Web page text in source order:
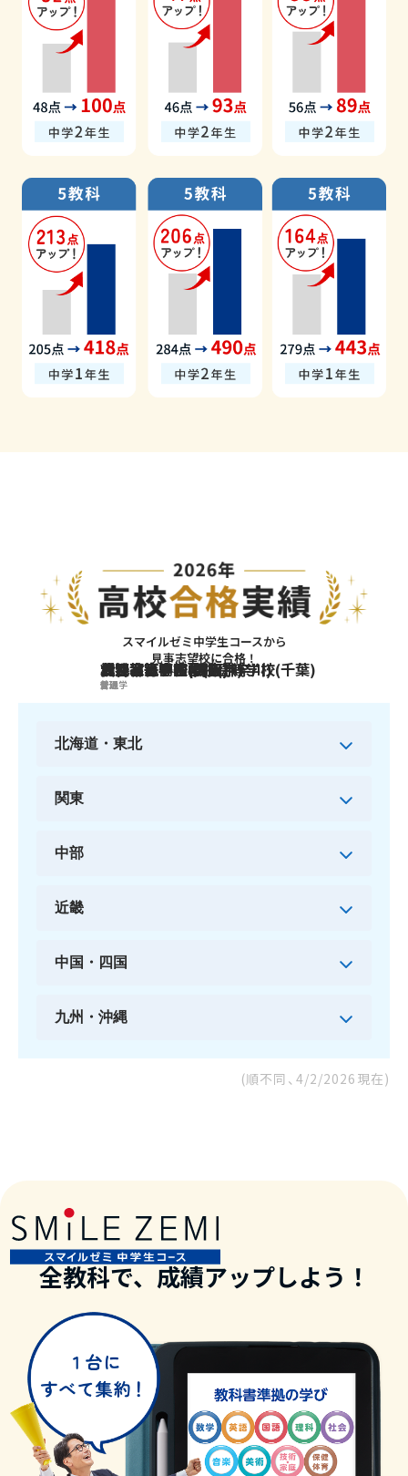
スマイルゼミ中学生コースから
見事志望校に合格！
日比谷高等学校(東京)
普通
横浜翠嵐高等学校(神奈川)
普通
渋谷教育学園幕張高等学校(千葉)
普通
大宮高等学校(埼玉)
普通
刈谷高等学校(愛知)
普通
北野高等学校(大阪)
文理学
北海道・東北
関東
中部
近畿
中国・四国
九州・沖縄
(順不同、 4/2/2026 現在)
全教科で、成績アップしよう！